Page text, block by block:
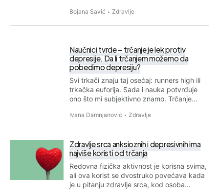
Bojana Savić Zdravlje
Naučnici tvrde – trčanje je lek protiv
depresije. Da li trčanjem možemo da
pobedimo depresiju?
Svi trkači znaju taj osećaj: runners high ili
trkačka euforija. Sada i nauka potvrđuje
ono što mi subjektivno znamo. Trčanje…
Ivana Damnjanovic Zdravlje
Zdravlje srca anksioznih i depresivnih ima
najviše koristi od trčanja
Redovna fizička aktivnost je korisna svima,
ali ova korist se dvostruko povećava kada
je u pitanju zdravlje srca, kod osoba…